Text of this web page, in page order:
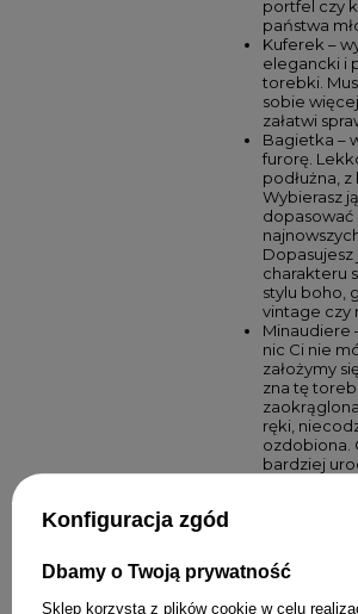
portfel czy
państwa
Kuferek –
elegancki i
torebki.
sobie
załatwi
Bagietka –
furorę.
podłużna,
Wybierasz
dopasować
charakteru
stylu boho,
vintage czy
Minaudiere
nic Ci nie
założymy
zna tę
ręki,
ozdobiona.
bardziej
zapięcia,
portfelu.
Konfiguracja zgód
Dbamy o Twoją prywatność
Sklep korzysta z plików cookie w celu